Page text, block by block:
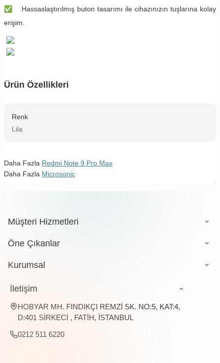
✅ Hassaslaştırılmış buton tasarımı ile cihazınızın tuşlarına kolay
erişim.
Ürün Özellikleri
Renk
Lila
Daha Fazla Redmi Note 9 Pro Max
Daha Fazla Microsonic
Müşteri Hizmetleri
Öne Çıkanlar
Kurumsal
İletişim
HOBYAR MH. FINDIKÇI REMZİ SK. NO:5, KAT:4,
D:401 SİRKECİ , FATİH, İSTANBUL
0212 511 6220